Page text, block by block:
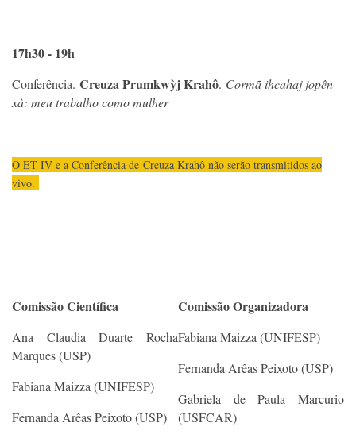
17h30 - 19h
Conferência. Creuza Prumkwỳj Krahô. Cormã ihcahaj jopên
xà: meu trabalho como mulher
O ET IV e a Conferência de Creuza Krahô não serão transmitidos ao
vivo.
Comissão Científica
Ana Claudia Duarte Rocha
Marques (USP)
Fabiana Maizza (UNIFESP)
Fernanda Arêas Peixoto (USP)
Comissão Organizadora
Fabiana Maizza (UNIFESP)
Fernanda Arêas Peixoto (USP)
Gabriela de Paula Marcurio
(USFCAR)